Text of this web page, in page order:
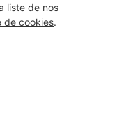
liste de nos
de cookies.